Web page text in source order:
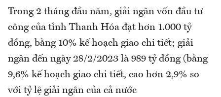
Trong 2 tháng đầu năm, giải ngân vốn đầu tư
công của tỉnh Thanh Hóa đạt hơn 1.000 tỷ
đồng, bằng 10% kế hoạch giao chi tiết; giải
ngân đến ngày 28/2/2023 là 989 tỷ đồng (bằng
9,6% kế hoạch giao chi tiết, cao hơn 2,9% so
với tỷ lệ giải ngân của cả nước